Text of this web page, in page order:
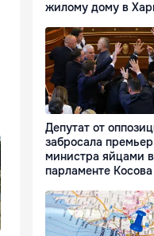
жилому дому в
Депутат от
забросала
министра яйцами в
парламенте Косова